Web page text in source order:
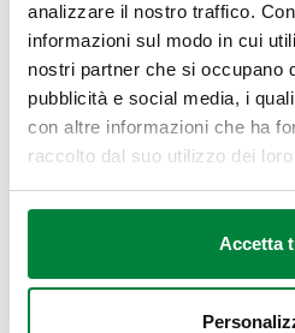
analizzare il nostro traffico.
informazioni sul modo in cui
nostri partner che si occupano
pubblicità e social media, i
con altre informazioni che ha
raccolto dal suo utilizzo dei
Accetta
Capitolato
CALEFFI, 850060. Filtro
doppia membrana. Attacchi
Regolazione e chiusura a flusso
Conforme direttiva ATEX (II 2G -
1092-1) PN 16. Pressione
“Scarica"
3675bfb8-8677-4ea7-bb72-
f94ab1329546